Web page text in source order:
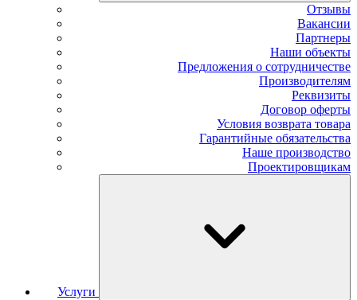
Отзывы
Вакансии
Партнеры
Наши объекты
Предложения о сотрудничестве
Производителям
Реквизиты
Договор оферты
Условия возврата товара
Гарантийные обязательства
Наше производство
Проектировщикам
Услуги